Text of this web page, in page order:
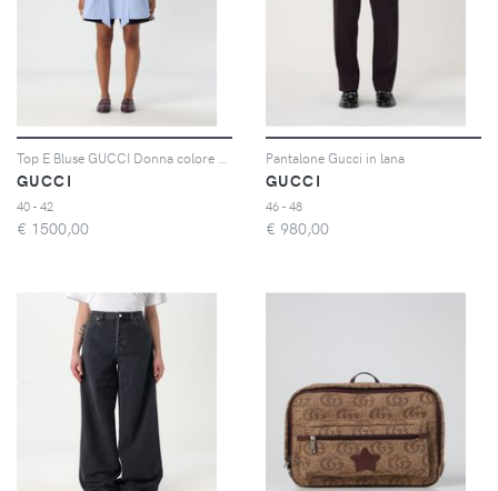
GUCCI
40 - 42
€ 1500,00
Pantalone Gucci in lana
GUCCI
46 - 48
€ 980,00